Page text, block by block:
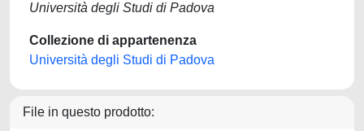
Università degli Studi di Padova
Collezione di appartenenza
Università degli Studi di Padova
File in questo prodotto: